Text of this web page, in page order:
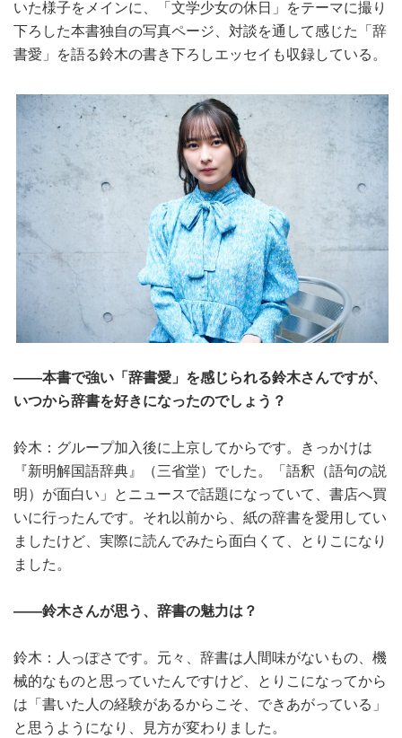
いた様子をメインに、「文学少女の休日」をテーマに撮り
下ろした本書独自の写真ページ、対談を通して感じた「辞
書愛」を語る鈴木の書き下ろしエッセイも収録している。
――本書で強い「辞書愛」を感じられる鈴木さんですが、
いつから辞書を好きになったのでしょう？
鈴木：グループ加入後に上京してからです。きっかけは
『新明解国語辞典』（三省堂）でした。「語釈（語句の説
明）が面白い」とニュースで話題になっていて、書店へ買
いに行ったんです。それ以前から、紙の辞書を愛用してい
ましたけど、実際に読んでみたら面白くて、とりこになり
ました。
――鈴木さんが思う、辞書の魅力は？
鈴木：人っぽさです。元々、辞書は人間味がないもの、機
械的なものと思っていたんですけど、とりこになってから
は「書いた人の経験があるからこそ、できあがっている」
と思うようになり、見方が変わりました。